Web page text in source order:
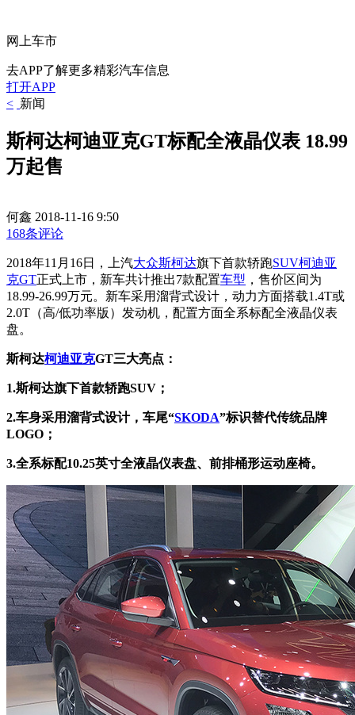
网上车市
去APP了解更多精彩汽车信息
打开APP
< 新闻
斯柯达柯迪亚克GT标配全液晶仪表 18.99
万起售
何鑫 2018-11-16 9:50
168条评论
2018年11月16日，上汽大众斯柯达旗下首款轿跑SUV柯迪亚
克GT正式上市，新车共计推出7款配置车型 ，售价区间为
18.99-26.99万元。新车采用溜背式设计，动力方面搭载1.4T或
2.0T（高/低功率版）发动机，配置方面全系标配全液晶仪表
盘。
斯柯达柯迪亚克GT三大亮点：
1.斯柯达旗下首款轿跑SUV；
2.车身采用溜背式设计， 车尾“SKODA”标识替代传统品牌
LOGO；
3.全系标配10.25英寸全液晶仪表盘、前排桶形运动座椅。